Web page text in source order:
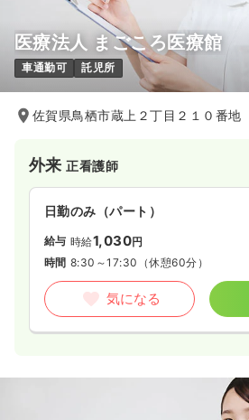
医療法人 まごころ医療館
車通勤可 託児所
佐賀県鳥栖市蔵上２丁目２１０番地
外来正看護師
日勤のみ（パート）
給与 時給1,030円
時間 8:30～17:30 （休憩60分）
気になる